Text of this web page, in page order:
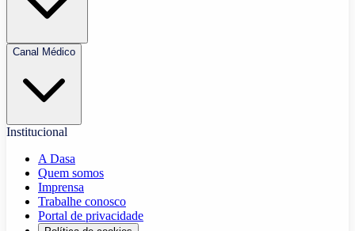
Canal Médico
Institucional
A Dasa
Quem somos
Imprensa
Trabalhe conosco
Portal de privacidade